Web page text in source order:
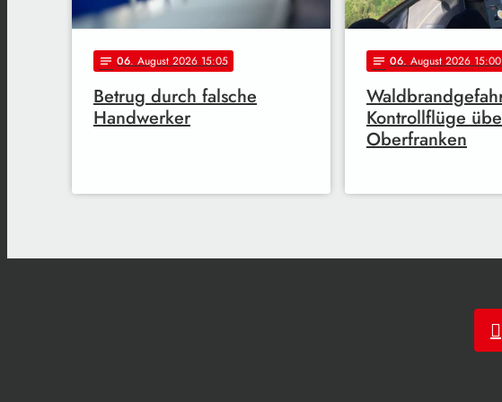
notes 06. August 2026 15:05
Betrug durch falsche
Handwerker
notes 06. August 2026 15:00
Kontrollflüge
Oberfranken